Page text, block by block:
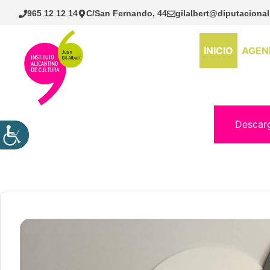
Saltar
965 12 12 14 C/San Fernando, 44
INICIO